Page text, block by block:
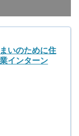
いのために住
インターン